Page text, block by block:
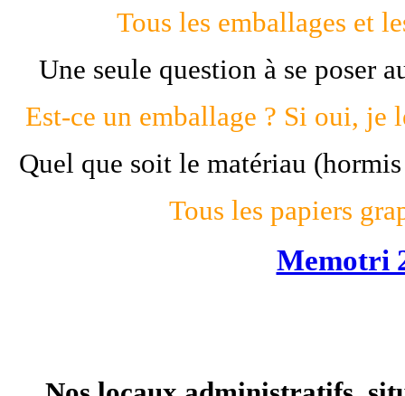
Tous les emballages et
Une seule question à se poser
Est-ce un emballage ? Si oui, je
Quel que soit le matériau
Tous les papiers
Memotri